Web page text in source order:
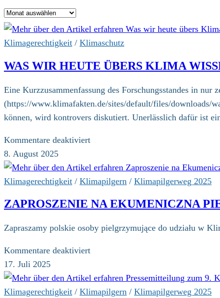
Archiv
Klimagerechtigkeit / Klimaschutz
WAS WIR HEUTE ÜBERS KLIMA
Eine Kurzzusammenfassung des Forschungsstandes in
(https://www.klimafakten.de/sites/default/files/downloads/
können, wird kontrovers diskutiert. Unerlässlich dafür ist
Kommentare deaktiviertfür
wir
heute
Klima
8. August 2025
Klimagerechtigkeit / Klimapilgern / Klimapilgerweg 2025
ZAPROSZENIE NA EKUMENICZNA
Zapraszamy polskie osoby pielgrzymujące do udziału w
Kommentare deaktiviertfür
na
Ekumeniczna
17. Juli 2025
Klimagerechtigkeit / Klimapilgern / Klimapilgerweg 2025